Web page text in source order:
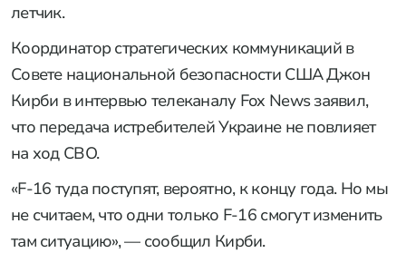
летчик.
Координатор стратегических коммуникаций в
Совете национальной безопасности США Джон
Кирби в интервью телеканалу Fox News заявил,
что передача истребителей Украине не повлияет
на ход СВО.
«F-16 туда поступят, вероятно, к концу года. Но мы
не считаем, что одни только F-16 смогут изменить
там ситуацию», — сообщил Кирби.